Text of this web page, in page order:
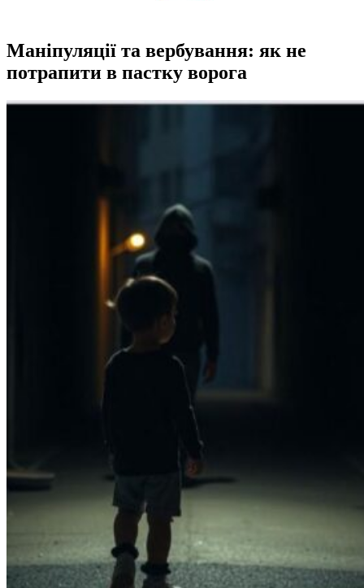
Маніпуляції та вербування: як не
потрапити в пастку ворога